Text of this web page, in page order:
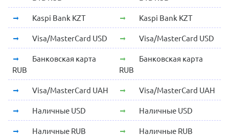
Kaspi Bank KZT Kaspi Bank KZT
Visa/MasterCard USD Visa/MasterCard USD
Банковская карта
RUB
Банковская карта
RUB
Visa/MasterCard UAH Visa/MasterCard UAH
Наличные USD Наличные USD
Наличные RUB Наличные RUB